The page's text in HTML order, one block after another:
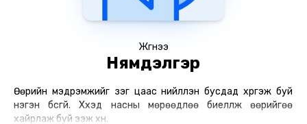
Жүгнээ
Нямдэлгэр
Өөрийн мэдрэмжийг үзэг цаас нийлүүлэн бусдад хүргэж буй
нэгэн бүсгүй. Хүүхэд насны мөрөөдлөө биелүүлж өөрийгөө
хайрлаж буй ээж хүн.